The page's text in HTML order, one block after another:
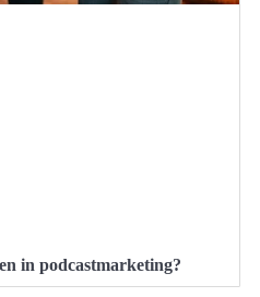
in podcastmarketing?